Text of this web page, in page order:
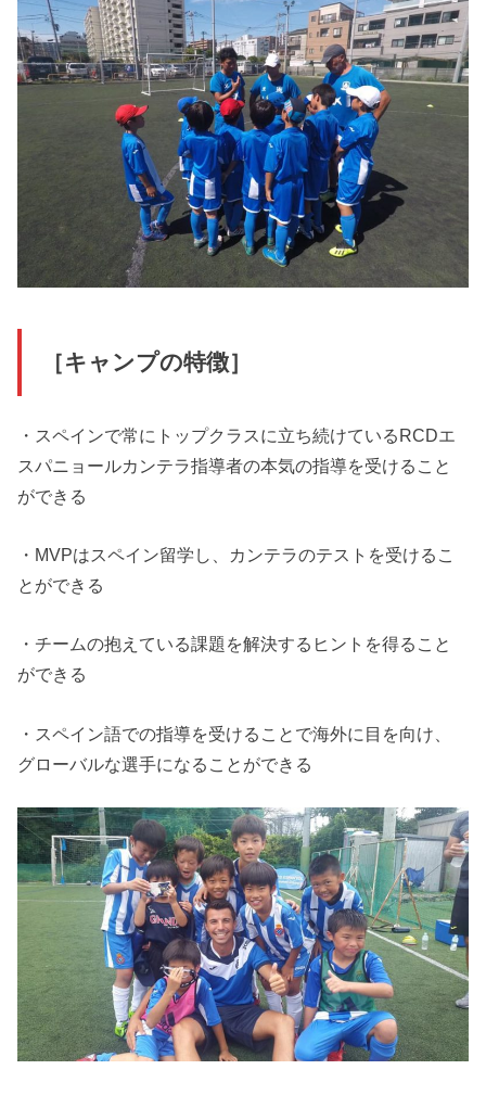
［キャンプの特徴］
・スペインで常にトップクラスに立ち続けているRCDエ
スパニョールカンテラ指導者の本気の指導を受けること
ができる
・MVPはスペイン留学し、カンテラのテストを受けるこ
とができる
・チームの抱えている課題を解決するヒントを得ること
ができる
・スペイン語での指導を受けることで海外に目を向け、
グローバルな選手になることができる